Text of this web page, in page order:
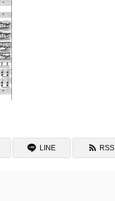
LINE RSS